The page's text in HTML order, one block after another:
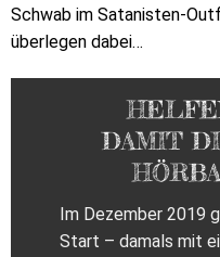
Schwab im Satanisten-
überlegen dabei…
DAMIT
Im Dezember 2019
Start – damals mit